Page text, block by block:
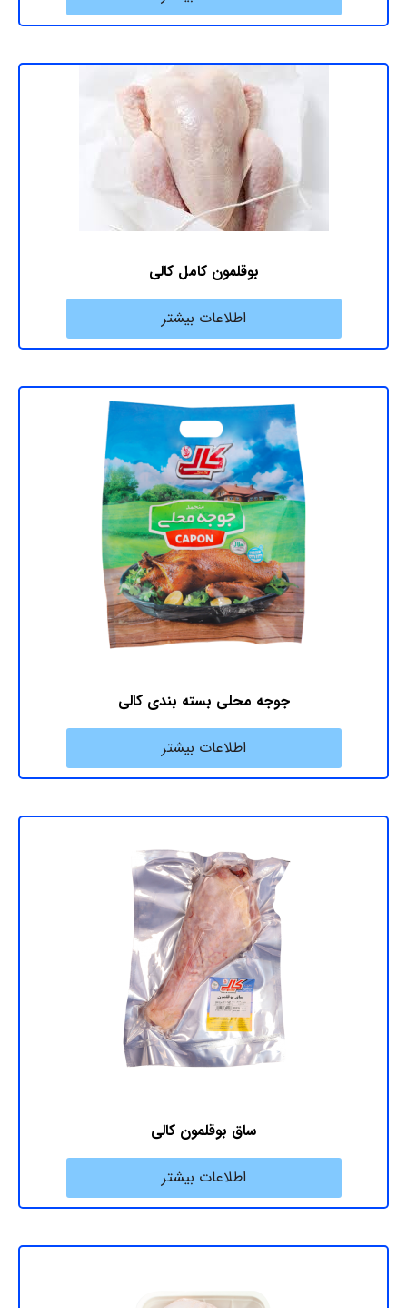
بوقلمون کامل کالی
اطلاعات بیشتر
جوجه محلی بسته ‎بندی کالی
اطلاعات بیشتر
ساق بوقلمون کالی
اطلاعات بیشتر